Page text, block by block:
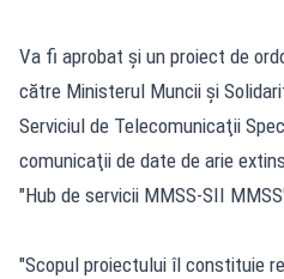
Va fi aprobat şi un proiect de
către Ministerul Muncii şi
Serviciul de Telecomunicaţii
comunicaţii de date de arie
"Hub de servicii MMSS-SII
"Scopul proiectului îl constituie